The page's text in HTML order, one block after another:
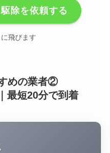
除を依頼する
飛びます
めの業者②
最短20分で到着